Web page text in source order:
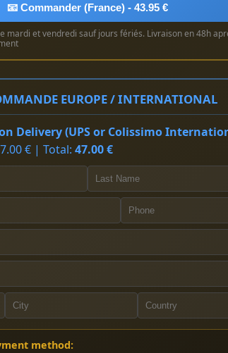
📧 Commander (France) - 43.95 €
mardi et vendredi sauf jours fériés. Livraison en 48h
EUROPE / INTERNATIONAL
Delivery (UPS or Colissimo
€ | Total: 47.00 €
method: